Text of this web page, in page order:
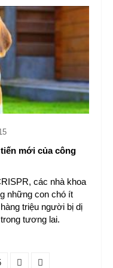
mới của công
các nhà khoa
những con chó ít
triệu người bị dị
tương lai.